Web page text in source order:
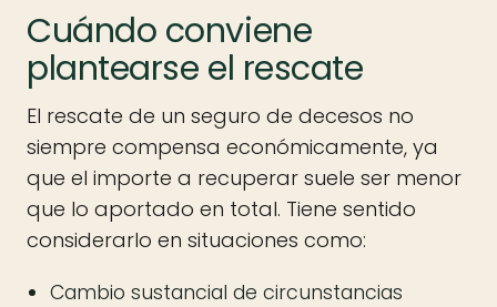
Cuándo conviene
plantearse el rescate
El rescate de un seguro de decesos no
siempre compensa económicamente, ya
que el importe a recuperar suele ser menor
que lo aportado en total. Tiene sentido
considerarlo en situaciones como:
Cambio sustancial de circunstancias